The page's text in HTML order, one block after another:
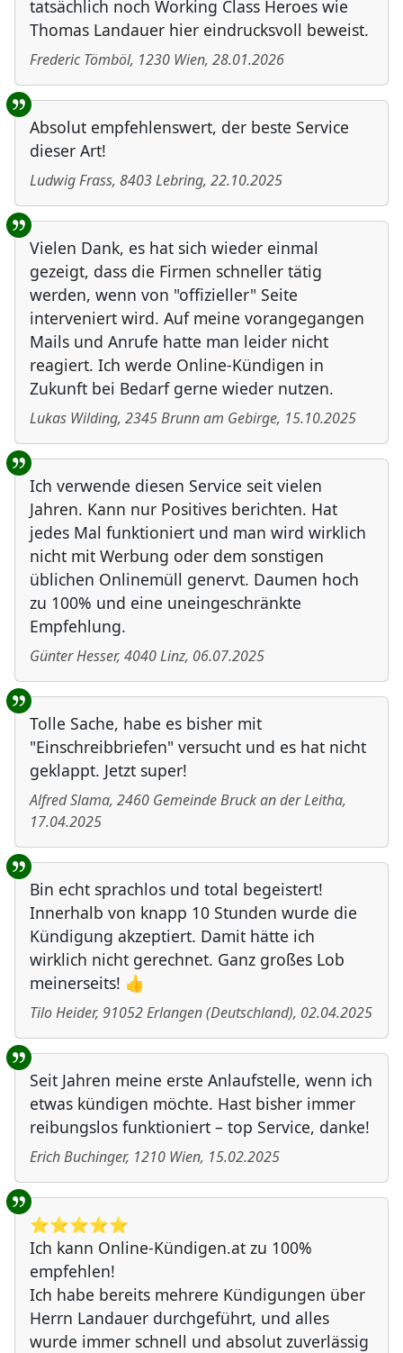
tatsächlich noch Working Class Heroes wie
Thomas Landauer hier eindrucksvoll beweist.
Frederic Tömböl, 1230 Wien, 28.01.2026
Absolut empfehlenswert, der beste Service
dieser Art!
Ludwig Frass, 8403Lebring, 22.10.2025
Vielen Dank, es hat sich wieder einmal
gezeigt, dass die Firmen schneller tätig
werden, wenn von "offizieller" Seite
interveniert wird. Auf meine vorangegangen
Mails und Anrufe hatte man leider nicht
reagiert. Ich werde Online-Kündigen in
Zukunft bei Bedarf gerne wieder nutzen.
Lukas Wilding, 2345Brunn am Gebirge, 15.10.2025
Ich verwende diesen Service seit vielen
Jahren. Kann nur Positives berichten. Hat
jedes Mal funktioniert und man wird wirklich
nicht mit Werbung oder dem sonstigen
üblichen Onlinemüll genervt. Daumen hoch
zu 100% und eine uneingeschränkte
Empfehlung.
Günter Hesser, 4040Linz, 06.07.2025
Tolle Sache, habe es bisher mit
"Einschreibbriefen" versucht und es hat nicht
geklappt. Jetzt super!
Alfred Slama, 2460 Gemeinde Bruck an der Leitha,
17.04.2025
Bin echt sprachlos und total begeistert!
Innerhalb von knapp 10 Stunden wurde die
Kündigung akzeptiert. Damit hätte ich
wirklich nicht gerechnet. Ganz großes Lob
meinerseits! 👍
Tilo Heider, 91052Erlangen(Deutschland), 02.04.2025
Seit Jahren meine erste Anlaufstelle, wenn ich
etwas kündigen möchte. Hast bisher immer
reibungslos funktioniert – top Service, danke!
Erich Buchinger, 1210 Wien, 15.02.2025
⭐️⭐️⭐️⭐️⭐️
Ich kann Online-Kündigen.at zu 100%
empfehlen!
Ich habe bereits mehrere Kündigungen über
Herrn Landauer durchgeführt, und alles
wurde immer schnell und absolut zuverlässig